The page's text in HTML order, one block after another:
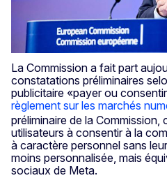
La Commission a fait part
constatations préliminaires
publicitaire «payer ou
règlement sur les marchés
préliminaire de la Commission,
utilisateurs à consentir à la
à caractère personnel sans
moins personnalisée, mais
sociaux de Meta.